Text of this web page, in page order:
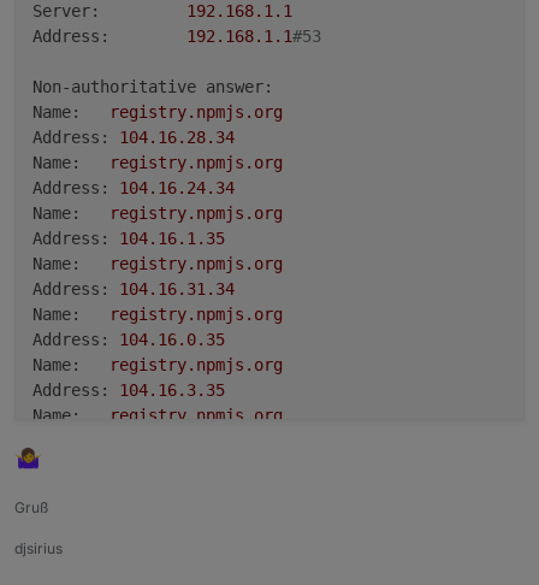
Server:
192.168.1 .1
Address:
192.168.1 .1#53
Non-authoritative answer:
Name:
registry.npmjs.org
Address:
104.16.28.34
Name:
registry.npmjs.org
Address:
104.16.24.34
Name:
registry.npmjs.org
Address:
104.16.1 .35
Name:
registry.npmjs.org
Address:
104.16.31 .34
Name:
registry.npmjs.org
Address:
104.16.0.35
Name:
registry.npmjs.org
Address:
104.16.3.35
Name:
registry.npmjs.org
Name:
Name:
Address:
Gruß
djsirius